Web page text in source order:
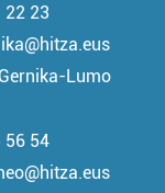
23
Lumo
56 54